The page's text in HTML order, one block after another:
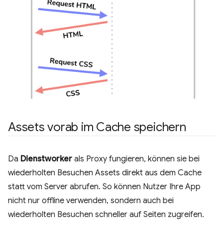
Assets vorab im Cache speichern
Da Dienstworker als Proxy fungieren, können sie bei
wiederholten Besuchen Assets direkt aus dem Cache
statt vom Server abrufen. So können Nutzer Ihre App
nicht nur offline verwenden, sondern auch bei
wiederholten Besuchen schneller auf Seiten zugreifen.